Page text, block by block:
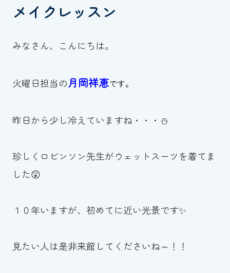
保護者の方へ
採用情報
波スイタイムズ
お問い合わせ
Tel.098-863-7264
メールでお問い合わせ
メイクレッスン
みなさん、こんにちは。
火曜日担当の月岡祥恵です。
昨日から少し冷えていますね・・・⛄
珍しくロビンソン先生がウェットスーツを着てま
した😲
１０年いますが、初めてに近い光景です✨
見たい人は是非来館してくださいね～！！